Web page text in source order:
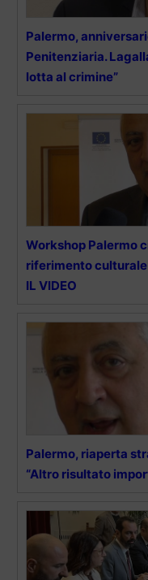
Palermo,
Penitenziaria.
lotta al crimine”
Workshop Palermo
riferimento culturale
IL VIDEO
Palermo, riaperta
“Altro risultato